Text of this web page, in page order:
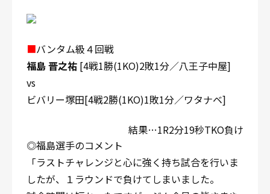
■バンタム級４回戦
福島 晋之祐 [4戦1勝(1KO)2敗1分／八王子中屋]
vs
ビバリー塚田[4戦2勝(1KO)1敗1分／ワタナベ]
結果…1R2分19秒TKO負け
◎福島選手のコメント
「ラストチャレンジと心に強く持ち試合を行いま
したが、１ラウンドで負けてしまいました。